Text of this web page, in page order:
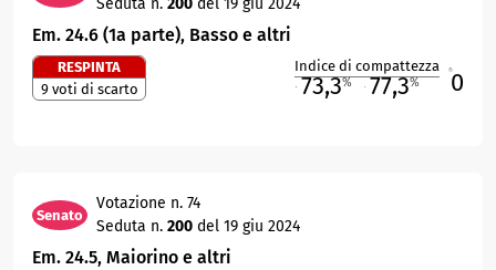
Seduta n. 200 del 19 giu 2024
Em. 24.6 (1a parte), Basso e altri
RESPINTA
9 voti di scarto
Indice di compattezza
73,3% 77,3% 0
Senato
Votazione n. 74
Seduta n. 200 del 19 giu 2024
Em. 24.5, Maiorino e altri